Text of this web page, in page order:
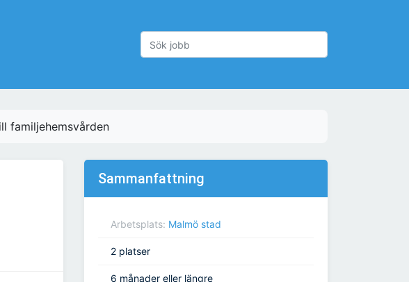
familjehemsvården
Sammanfattning
Arbetsplats: Malmö stad
2 platser
6 månader eller längre